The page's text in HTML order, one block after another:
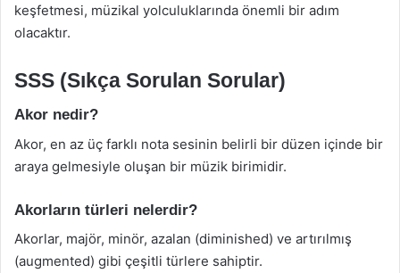
keşfetmesi, müzikal yolculuklarında önemli bir adım
olacaktır.
SSS (Sıkça Sorulan Sorular)
Akor nedir?
Akor, en az üç farklı nota sesinin belirli bir düzen içinde bir
araya gelmesiyle oluşan bir müzik birimidir.
Akorların türleri nelerdir?
Akorlar, majör, minör, azalan (diminished) ve artırılmış
(augmented) gibi çeşitli türlere sahiptir.